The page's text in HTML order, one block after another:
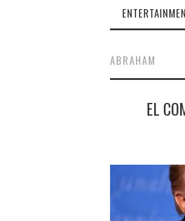
ABRAHAM
EL